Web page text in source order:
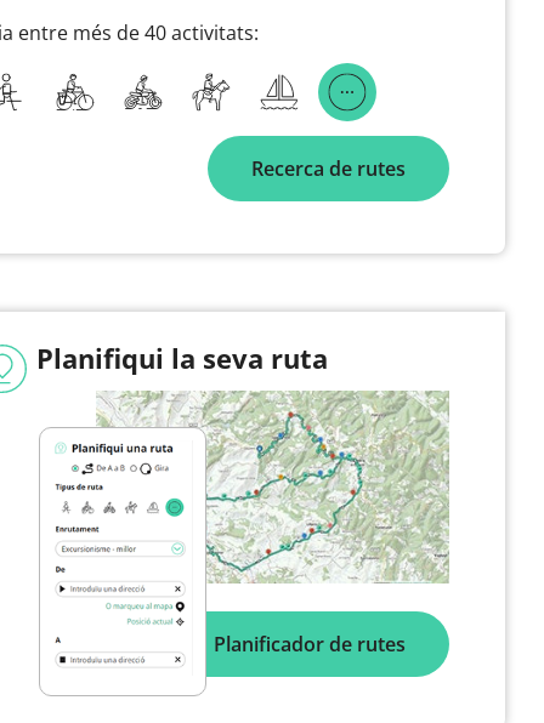
entre més de 40 activitats:
Recerca de rutes
Planifiqui la seva ruta
Planificador de rutes